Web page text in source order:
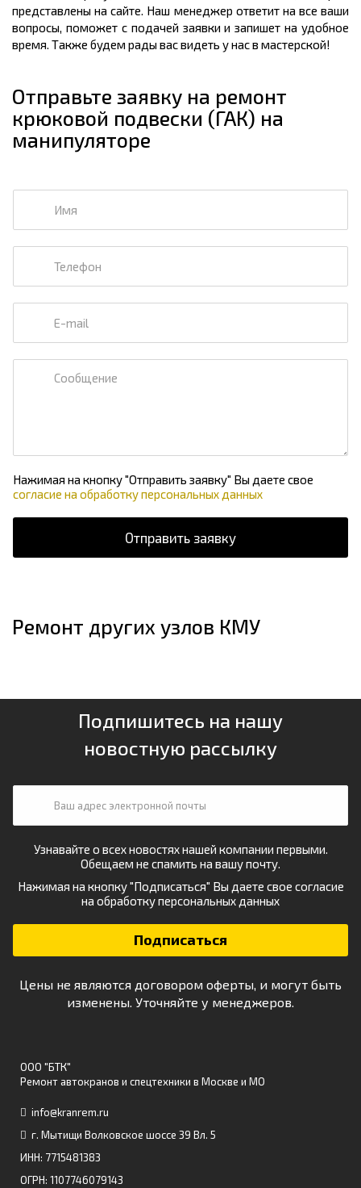
представлены на сайте. Наш менеджер ответит на все ваши
вопросы, поможет с подачей заявки и запишет на удобное
время. Также будем рады вас видеть у нас в мастерской!
Отправьте заявку на ремонт
крюковой подвески (ГАК) на
манипуляторе
Нажимая на кнопку "Отправить заявку" Вы даете свое
согласие на обработку персональных данных
Ремонт других узлов КМУ
Подпишитесь на нашу
новостную рассылку
Узнавайте о всех новостях нашей компании первыми.
Обещаем не спамить на вашу почту.
Нажимая на кнопку "Подписаться" Вы даете свое согласие
на обработку персональных данных
Цены не являются договором оферты, и могут быть
изменены. Уточняйте у менеджеров.
ООО "БТК"
Ремонт автокранов и спецтехники в Москве и МО
info@kranrem.ru
г. Мытищи Волковское шоссе 39 Вл. 5
ИНН: 7715481383
ОГРН: 1107746079143